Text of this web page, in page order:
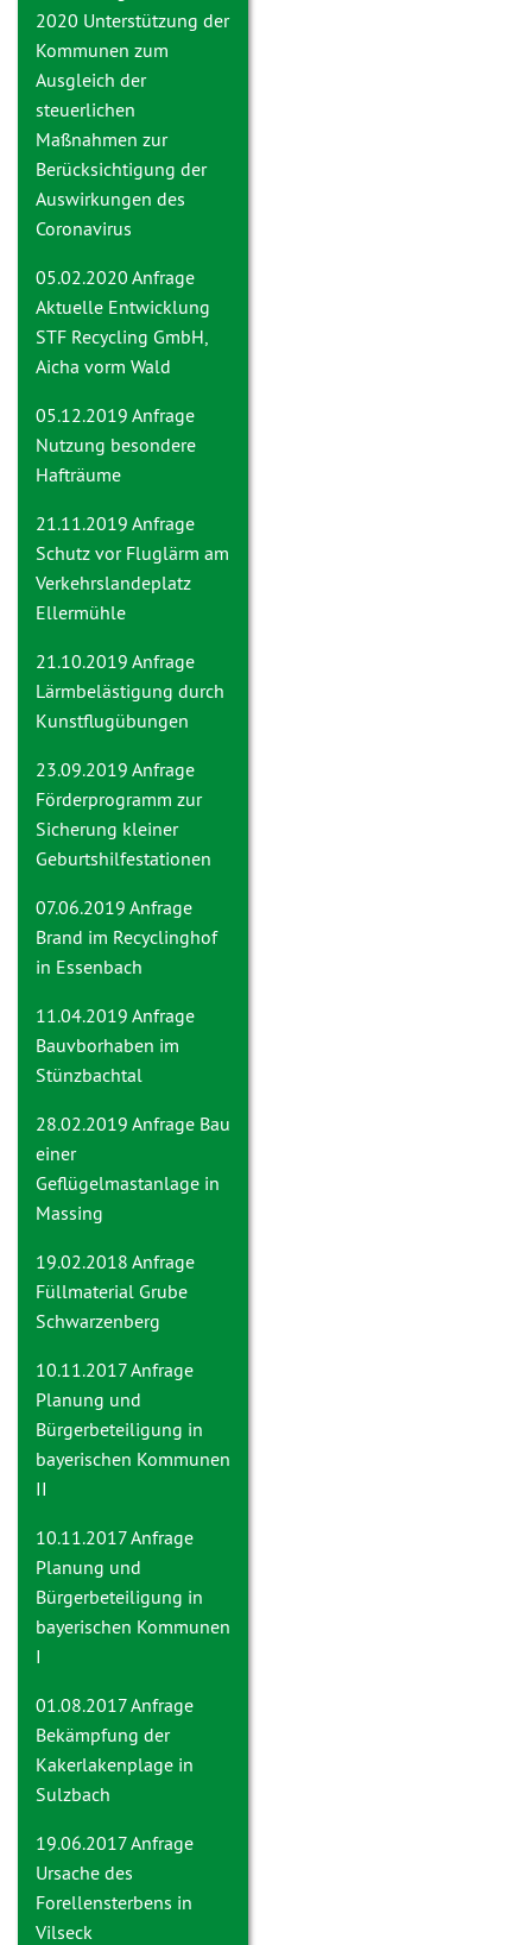
2020 Unterstützung der
Kommunen zum
Ausgleich der
steuerlichen
Maßnahmen zur
Berücksichtigung der
Auswirkungen des
Coronavirus
05.02.2020 Anfrage
Aktuelle Entwicklung
STF Recycling GmbH,
Aicha vorm Wald
05.12.2019 Anfrage
Nutzung besondere
Hafträume
21.11.2019 Anfrage
Schutz vor Fluglärm am
Verkehrslandeplatz
Ellermühle
21.10.2019 Anfrage
Lärmbelästigung durch
Kunstflugübungen
23.09.2019 Anfrage
Förderprogramm zur
Sicherung kleiner
Geburtshilfestationen
07.06.2019 Anfrage
Brand im Recyclinghof
in Essenbach
11.04.2019 Anfrage
Bauvborhaben im
Stünzbachtal
28.02.2019 Anfrage Bau
einer
Geflügelmastanlage in
Massing
19.02.2018 Anfrage
Füllmaterial Grube
Schwarzenberg
10.11.2017 Anfrage
Planung und
Bürgerbeteiligung in
bayerischen Kommunen
II
10.11.2017 Anfrage
Planung und
Bürgerbeteiligung in
bayerischen Kommunen
I
01.08.2017 Anfrage
Bekämpfung der
Kakerlakenplage in
Sulzbach
19.06.2017 Anfrage
Ursache des
Forellensterbens in
Vilseck